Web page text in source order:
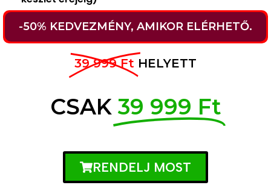
-50% KEDVEZMÉNY, AMIKOR ELÉRHETŐ.
39 999 Ft HELYETT
CSAK 39 999 Ft
RENDELJ MOST